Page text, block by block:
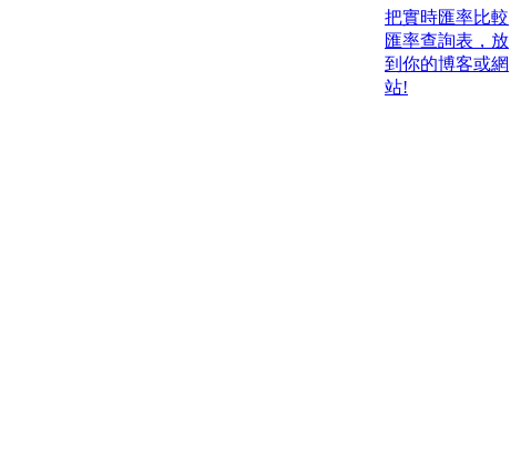
把實時匯率比較
匯率查詢表，放
到你的博客或網
站!